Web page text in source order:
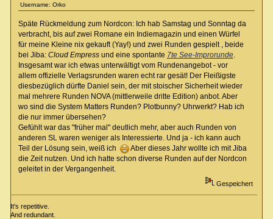
Username: Orko
Späte Rückmeldung zum Nordcon: Ich hab Samstag und Sonntag da
verbracht, bis auf zwei Romane ein Indiemagazin und einen Würfel
für meine Kleine nix gekauft (Yay!) und zwei Runden gespielt , beide
bei Jiba: Cloud Empressund eine spontante 7te See-Improrunde.
Insgesamt war ich etwas unterwältigt vom Rundenangebot - vor
allem offizielle Verlagsrunden waren echt rar gesät! Der Fleißigste
diesbezüglich dürfte Daniel sein, der mit stoischer Sicherheit wieder
mal mehrere Runden NOVA (mittlerweile dritte Edition) anbot. Aber
wo sind die System Matters Runden? Plotbunny? Uhrwerkt? Hab ich
die nur immer übersehen?
Gefühlt war das "früher mal" deutlich mehr, aber auch Runden von
anderen SL waren weniger als Interessierte. Und ja - ich kann auch
Teil der Lösung sein, weiß ich
Aber dieses Jahr wollte ich mit Jiba
die Zeit nutzen. Und ich hatte schon diverse Runden auf der Nordcon
geleitet in der Vergangenheit.
Gespeichert
It's repetitive.
And redundant.